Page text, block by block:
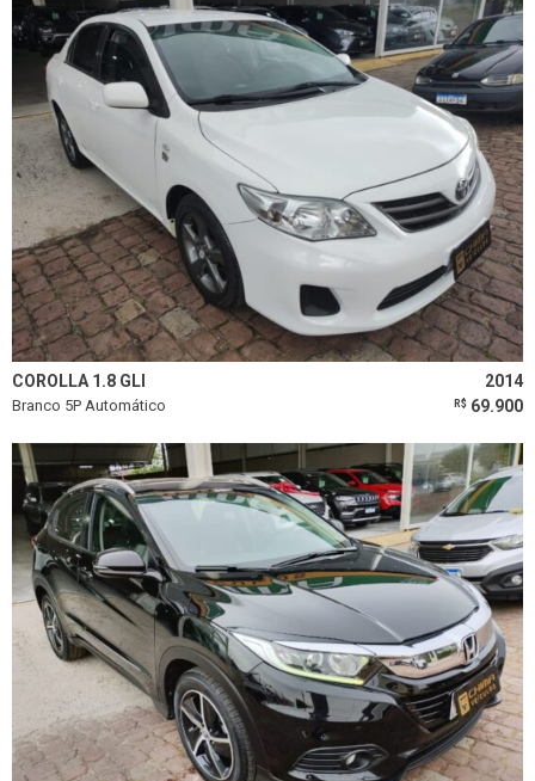
COROLLA 1.8 GLI 2014
Branco 5P Automático R$ 69.900